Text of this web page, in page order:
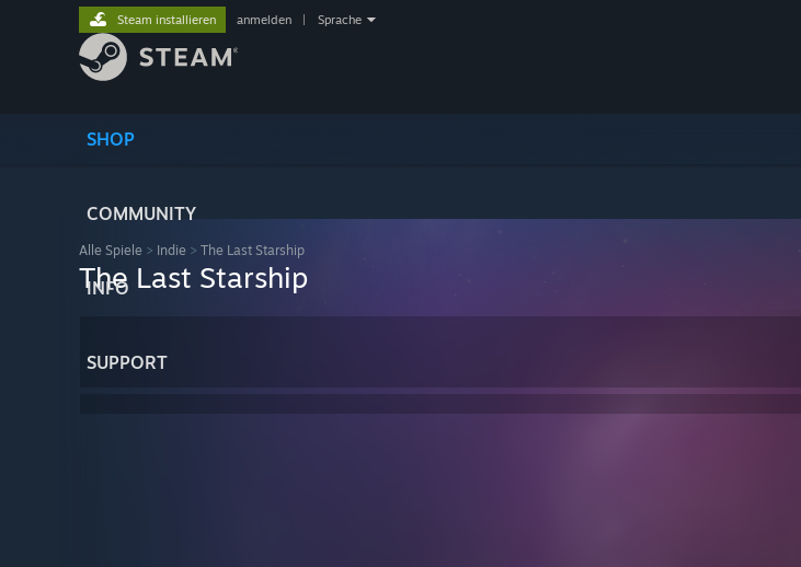
SHOP
COMMUNITY
INFO
SUPPORT
Steam installieren anmelden Sprache
Alle Spiele > Indie > The Last Starship
The Last Starship